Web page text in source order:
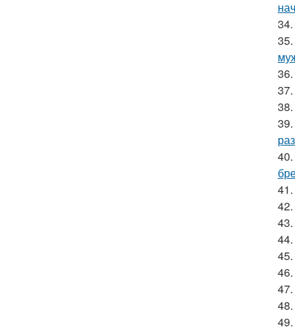
34.
35.
36.
37.
38.
39.
40.
41.
42.
43.
44.
45.
46.
47.
48.
49.